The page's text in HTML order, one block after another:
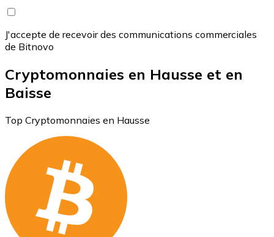
J'accepte de recevoir des communications commerciales
de Bitnovo
Cryptomonnaies en Hausse et en
Baisse
Top Cryptomonnaies en Hausse